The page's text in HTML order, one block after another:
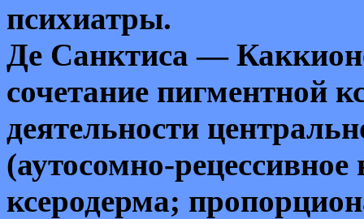
психиатры.
Де Санктиса —
сочетание пигментной
деятельности
(аутосомно-
ксеродерма;